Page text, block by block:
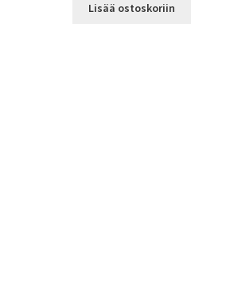
Lisää ostoskoriin